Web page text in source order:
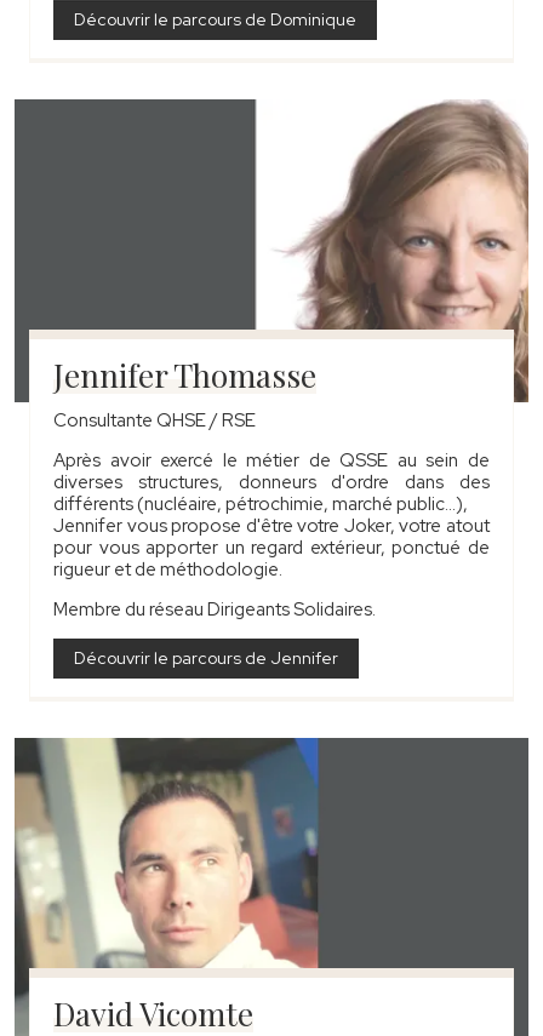
Découvrir le parcours de Dominique
Jennifer Thomasse
Consultante QHSE / RSE
Après avoir exercé le métier de QSSE au sein de
diverses structures, donneurs d'ordre dans des
différents (nucléaire, pétrochimie, marché public...),
Jennifer vous propose d'être votre Joker, votre atout
pour vous apporter un regard extérieur, ponctué de
rigueur et de méthodologie.
Membre du réseau Dirigeants Solidaires.
Découvrir le parcours de Jennifer
David Vicomte